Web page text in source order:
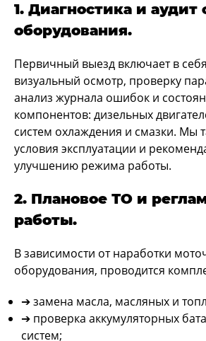
1. Диагностика и аудит
оборудования.
Первичный выезд включает в
визуальный осмотр, проверку
анализ журнала ошибок и
компонентов: дизельных
систем охлаждения и смазки. Мы
условия эксплуатации и
улучшению режима работы.
2. Плановое ТО и
работы.
В зависимости от наработки
оборудования, проводится
➔ замена масла, масляных и
➔ проверка аккумуляторных
систем;